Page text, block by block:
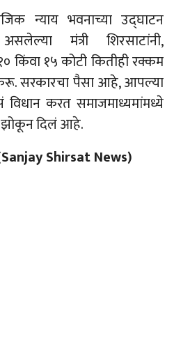
न्यायभवनाच्या उद्घाटन
मंत्री शिरसाटांनी,
किंवा १५कोटीकितीही रक्कम
सरकारचा पैसा आहे, आपल्या
करत समाजमाध्यमांमध्ये
झोकून दिलं आहे.
ShirsatNews)